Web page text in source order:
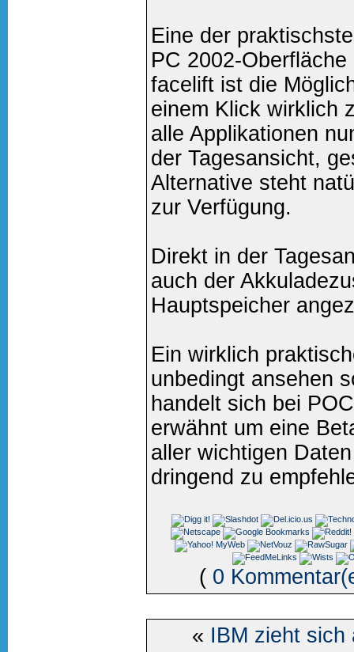
Eine der
PC 2002-
facelift ist die
einem Klick wirklich
alle Applikationen
der Tagesansicht,
Alternative steht
zur Verfügung.
Direkt in der
auch der
Hauptspeicher
Ein wirklich
unbedingt ansehen
handelt sich bei
erwähnt um eine
aller wichtigen
dringend zu
( 0
« IBM zieht sich